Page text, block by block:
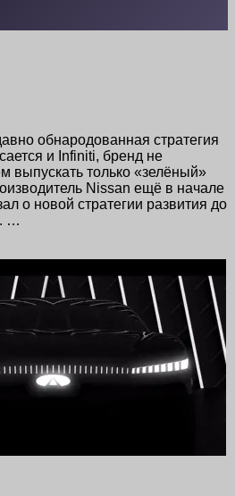
обнародованная стратегия
и Infiniti, бренд не
выпускать только «зелёный»
Nissan ещё в начале
о новой стратегии развития до
…